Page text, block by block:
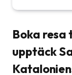
Boka resa
upptäck